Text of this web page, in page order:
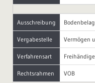
Ausschreibung
Vergabestelle Vermögen
Verfahrensart
Rechtsrahmen VOB